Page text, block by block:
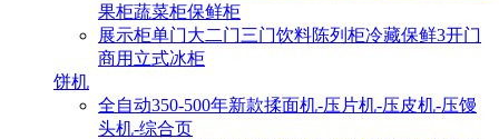
果柜蔬菜柜保鲜柜
展示柜单门大二门三门饮料陈列柜冷藏保鲜3开门
商用立式冰柜
饼机
全自动350-500年新款揉面机-压片机-压皮机-压馒
头机-综合页